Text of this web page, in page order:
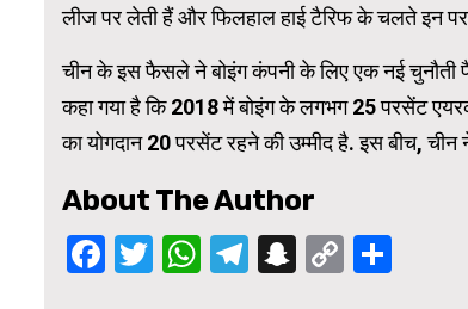
लीज पर लेती हैं और फिलहाल हाई टैरिफ के चलते इन
चीन के इस फैसले ने बोइंग कंपनी के लिए एक नई चुनौती
कहा गया है कि 2018 में बोइंग के लगभग 25 परसेंट
का योगदान 20 परसेंट रहने की उम्मीद है. इस बीच, चीन
About The Author
Facebook
Twitter
WhatsApp
Telegram
Snapchat
Copy